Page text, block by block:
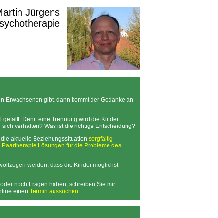
Jürgens
Erwachsenen gibt, dann kommt der Gedanke an
gefällt. Denn eine Trennung wird die Kinder
verhalten? Was ist die richtige Entscheidung?
die aktuelle Beziehungssituation sorgfältig
Paartherapie Lösungen für die Probleme des
werden, dass die Kinder möglichst
oder noch Fragen haben, schreiben Sie mir
einen Termin aussuchen.